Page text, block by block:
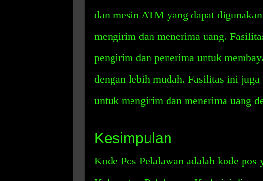
dan mesin ATM yang dapat
mengirim dan menerima uang.
pengirim dan penerima untuk
dengan lebih mudah. Fasilitas ini
untuk mengirim dan menerima uang
Kesimpulan
Kode Pos Pelalawan adalah kode